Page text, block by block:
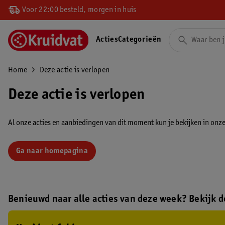
Voor 22:00 besteld, morgen in huis
ActiesCategorieën
Home Deze actie is verlopen
Deze actie is verlopen
Al onze acties en aanbiedingen van dit moment kun je bekijken in
Ga naar homepagina
Benieuwd naar alle acties van deze week? Bekijk